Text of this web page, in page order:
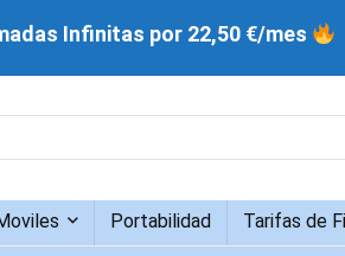
Portabilidad Tarifas de
Infinitas por 22,50 €/mes